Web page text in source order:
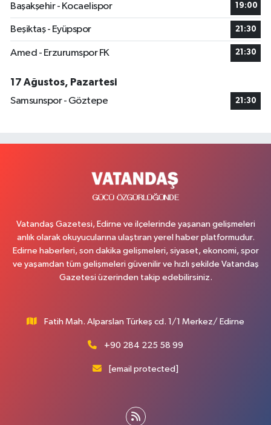
Başakşehir - Kocaelispor
19:00
Beşiktaş - Eyüpspor 21:30
Amed - Erzurumspor FK 21:30
17 Ağustos, Pazartesi
Samsunspor - Göztepe
21:30
Vatandaş Gazetesi, Edirne ve ilçelerinde yaşanan gelişmeleri
anlık olarak okuyucularına ulaştıran yerel haber platformudur.
Edirne haberleri, son dakika gelişmeleri, siyaset, ekonomi, spor
ve yaşamdan tüm gelişmeleri güvenilir ve hızlı şekilde Vatandaş
Gazetesi üzerinden takip edebilirsiniz.
Fatih Mah. Alparslan Türkeş cd. 1/1 Merkez/ Edirne
+90 284 225 58 99
[email protected]